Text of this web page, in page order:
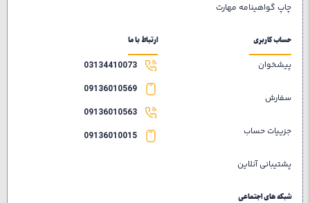
چاپ گواهینامه مهارت
حساب کاربری
پیشخوان
سفارش
جزییات حساب
پشتیبانی آنلاین
ارتباط با ما
03134410073
09136010569
09136010563
09136010015
شبکه های اجتماعی